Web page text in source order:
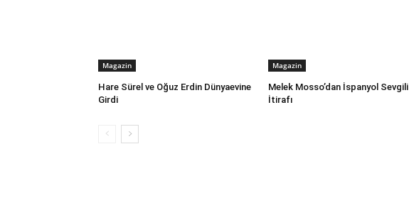
Magazin
Hare Sürel ve Oğuz Erdin Dünyaevine
Girdi
Magazin
Melek Mosso’dan İspanyol Sevgili
İtirafı